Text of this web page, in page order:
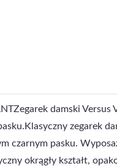
damski Versus
zegarek
czarnym pasku.
okrągły kształt,